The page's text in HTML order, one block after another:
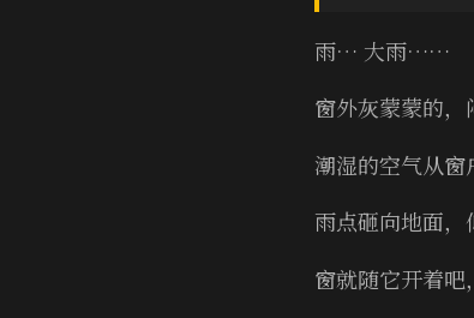
雨… 大雨……
窗外灰蒙蒙的，
潮湿的空气从窗
雨点砸向地面，
窗就随它开着吧